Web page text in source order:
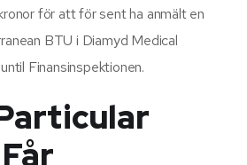
för att för sent ha anmält en
BTU i Diamyd Medical
Finansinspektionen.